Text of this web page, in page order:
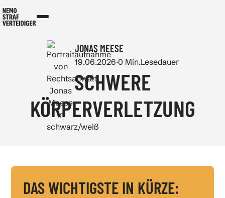
JONAS MEESE
19.06.2026·0 Min.Lesedauer
SCHWERE
KÖRPERVERLETZUNG
DAS WICHTIGSTE IN KÜRZE: